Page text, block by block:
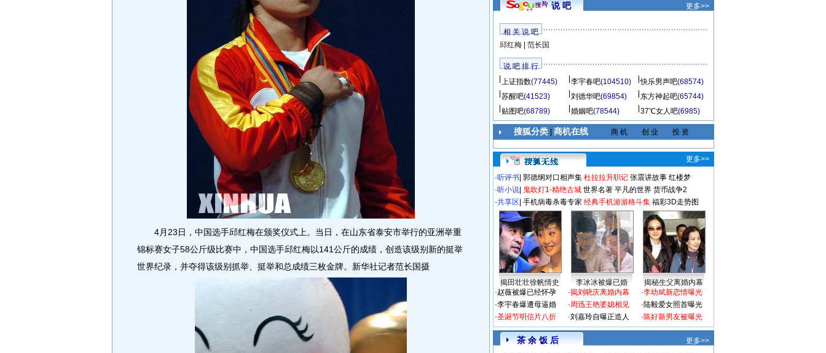
4月23日，中国选手邱红梅在颁奖仪式上。当日，在山东省泰安市举行的亚洲举重
锦标赛女子58公斤级比赛中，中国选手邱红梅以141公斤的成绩，创造该级别新的挺举
世界纪录，并夺得该级别抓举、挺举和总成绩三枚金牌。新华社记者范长国摄
说 吧 更多>>
相 关 说 吧
邱红梅| 范长国
说 吧 排 行
上证指数(77445) 李宇春吧(104510) 快乐男声吧(68574)
苏醒吧(41523) 刘德华吧(69854) 东方神起吧(65744)
贴图吧(68789) 婚姻吧(78544) 37℃女人吧(6985)
搜狐分类| 商机在线 商 机 创 业 投 资
更多>>
·听评书 郭德纲对口相声集 杜拉拉升职记 张震讲故事 红楼梦
·听小说 鬼吹灯1-精绝古城 世界名著 平凡的世界 货币战争2
·共享区 手机病毒杀毒专家 经典手机游游格斗集 福彩3D走势图
揭田壮壮徐帆情史 李冰冰被爆已婚
揭秘生父离婚内幕
·赵薇被爆已经怀孕
·李宇春爆遭母逼婚
·圣诞节明信片八折
·揭刘晓庆离婚内幕
·周迅王艳婆媳相见
·刘嘉玲自曝正造人
·李幼斌新恋情曝光
·陆毅爱女照首曝光
·陈好新男友被曝光
茶 余 饭 后
更多>>